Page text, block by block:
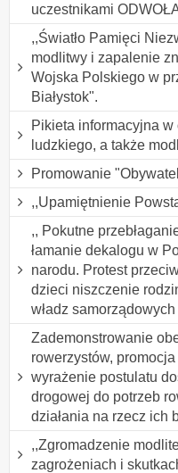
uczestnikami
,,Światło Pamięci
modlitwy i zapalenie
Wojska Polskiego w
Białystok".
Pikieta informacyjna
ludzkiego, a także
Promowanie
,,Upamiętnienie
,, Pokutne
łamanie dekalogu w
narodu. Protest
dzieci niszczenie
władz
Zademonstrowanie
rowerzystów,
wyrażenie postulatu
drogowej do potrzeb
działania na rzecz ich
,,Zgromadzenie
zagrożeniach i